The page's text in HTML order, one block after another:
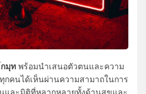
มุท พร้อมนำเสนอตัวตนและความ
กคนได้เห็นผ่านความสามาถในการ